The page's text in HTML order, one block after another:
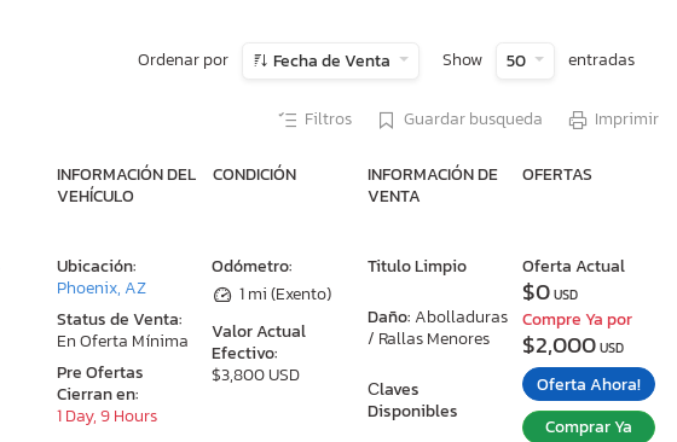
Ordenar por Fecha de Venta Show 50 entradas
Filtros Guardar busqueda Imprimir
INFORMACIÓN DEL
VEHÍCULO
CONDICIÓN
INFORMACIÓN DE
VENTA
OFERTAS
Odómetro:
1 mi (Exento)
Valor Actual
Efectivo:
$3,800 USD
Titulo Limpio
Daño: Abolladuras
/ Rallas Menores
Сlaves
Disponibles
Ubicación:
Phoenix, AZ
Status de Venta:
En Oferta Mínima
Pre Ofertas
Cierran en:
1 Day, 9 Hours
Oferta Actual
$0USD
Compre Ya por
$2,000USD
Oferta Ahora!
Comprar Ya